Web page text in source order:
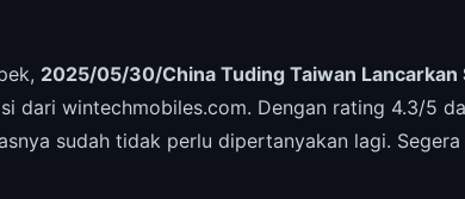
2025/05/30/China Tuding Taiwan Lancarkan
dari wintechmobiles.com. Dengan rating 4.3/5
sudah tidak perlu dipertanyakan lagi.